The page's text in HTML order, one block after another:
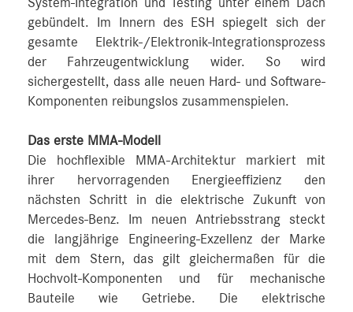
System-Integration und Testing unter einem Dach
gebündelt. Im Innern des ESH spiegelt sich der
gesamte Elektrik-/Elektronik-Integrationsprozess
der Fahrzeugentwicklung wider. So wird
sichergestellt, dass alle neuen Hard- und Software-
Komponenten reibungslos zusammenspielen.
Das erste MMA-Modell
Die hochflexible MMA-Architektur markiert mit
ihrer hervorragenden Energieeffizienz den
nächsten Schritt in die elektrische Zukunft von
Mercedes-Benz. Im neuen Antriebsstrang steckt
die langjährige Engineering-Exzellenz der Marke
mit dem Stern, das gilt gleichermaßen für die
Hochvolt-Komponenten und für mechanische
Bauteile wie Getriebe. Die elektrische